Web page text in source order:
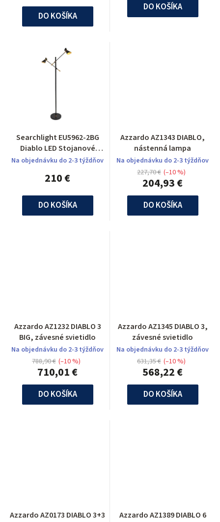
DO KOŠÍKA
DO KOŠÍKA
Searchlight EU5962-2BG
Diablo LED Stojanové
svietidlo
Na objednávku do 2-3 týždňov
210 €
DO KOŠÍKA
Azzardo AZ1343 DIABLO,
nástenná lampa
Na objednávku do 2-3 týždňov
204,93 €
227,70 € (–10 %)
DO KOŠÍKA
Azzardo AZ1232 DIABLO 3
BIG, závesné svietidlo
Na objednávku do 2-3 týždňov
710,01 €
788,90 € (–10 %)
DO KOŠÍKA
Azzardo AZ1345 DIABLO 3,
závesné svietidlo
Na objednávku do 2-3 týždňov
568,22 €
631,35 € (–10 %)
DO KOŠÍKA
Azzardo AZ0173 DIABLO 3+3
Azzardo AZ1389 DIABLO 6